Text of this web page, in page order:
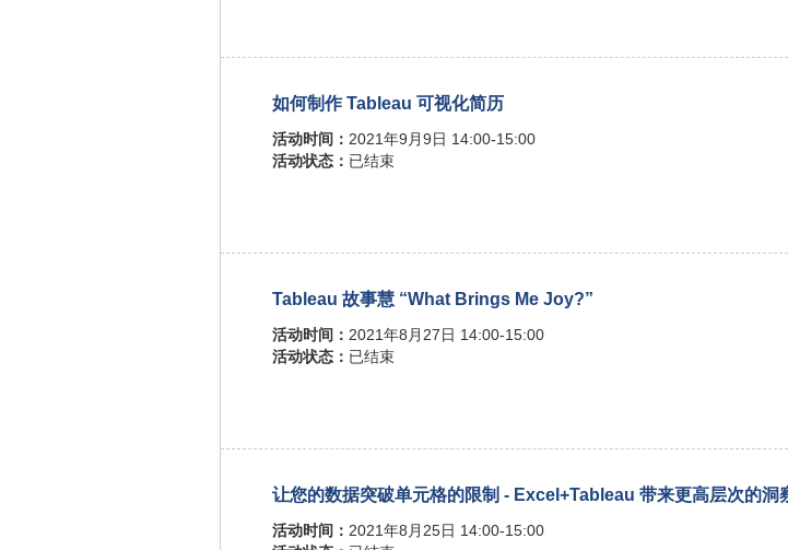
如何制作 Tableau 可视化简历
活动时间： 2021年9月9日 14:00-15:00
活动状态： 已结束
Tableau 故事慧 “What Brings Me Joy?”
活动时间： 2021年8月27日 14:00-15:00
活动状态： 已结束
让您的数据突破单元格的限制 - Excel+Tableau 带来更高层次的洞
活动时间： 2021年8月25日 14:00-15:00